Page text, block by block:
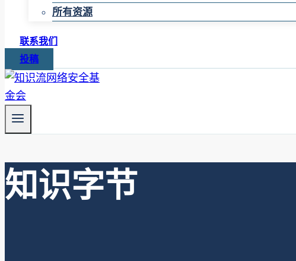
所有资源
联系我们
投稿
知识字节